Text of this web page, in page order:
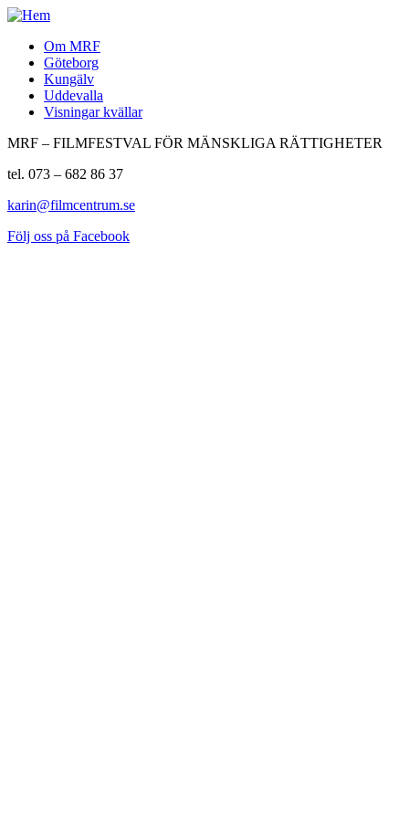
Om MRF
Göteborg
Kungälv
Uddevalla
Visningar kvällar
MRF – FILMFESTVAL FÖR MÄNSKLIGA RÄTTIGHETER
tel. 073 – 682 86 37
karin@filmcentrum.se
Följ oss på Facebook